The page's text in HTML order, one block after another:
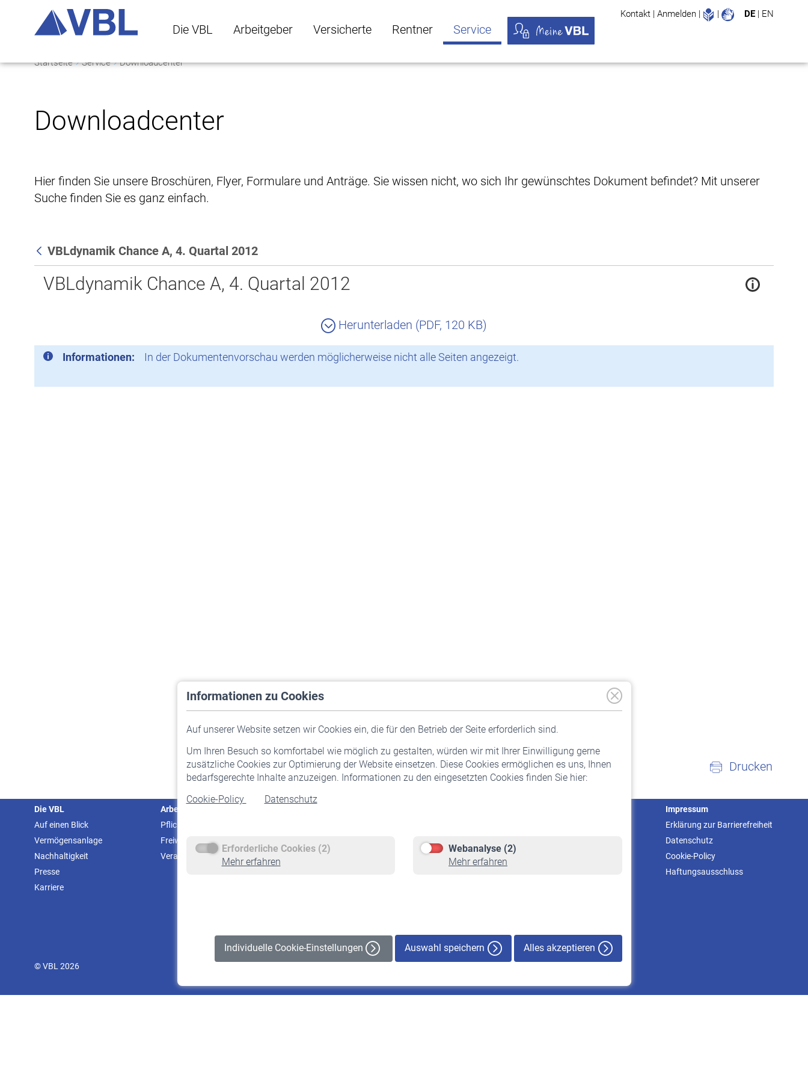
Die VBL Arbeitgeber Versicherte Rentner Service
Kontakt | Anmelden | Leichte Sprache
| DE | EN
Startseite Service Downloadcenter
Downloadcenter
Hier finden Sie unsere Broschüren, Flyer, Formulare und Anträge. Sie wissen nicht, wo sich Ihr gewünschtes Dokument befindet? Mit unserer
Suche finden Sie es ganz einfach.
Zurück
VBLdynamik Chance A, 4. Quartal 2012
VBLdynamik Chance A, 4. Quartal 2012
Herunterladen (PDF, 120 KB)
Informationen: In der Dokumentenvorschau werden möglicherweise nicht alle Seiten angezeigt.
Informationen zu Cookies
Auf unserer Website setzen wir Cookies ein, die für den Betrieb der Seite erforderlich sind.
Um Ihren Besuch so komfortabel wie möglich zu gestalten, würden wir mit Ihrer Einwilligung gerne
zusätzliche Cookies zur Optimierung der Website einsetzen. Diese Cookies ermöglichen es uns, Ihnen
bedarfsgerechte Inhalte anzuzeigen. Informationen zu den eingesetzten Cookies finden Sie hier:
Cookie-Policy
Datenschutz
Erforderliche Cookies (2)
Mehr erfahren
Webanalyse (2)
Mehr erfahren
Individuelle Cookie-Einstellungen Auswahl speichern Alles akzeptieren
Drucken
Die VBL
Auf einen Blick
Vermögensanlage
Nachhaltigkeit
Presse
Karriere
Arbeitgeber
Pflichtversicherung
Freiwillige Versicherung
Veranstaltungen
Staatliche Förderung
Rente beantragen
Rentenauszahlung
Impressum
Erklärung zur Barrierefreiheit
Datenschutz
Cookie-Policy
Haftungsausschluss
© VBL 2026